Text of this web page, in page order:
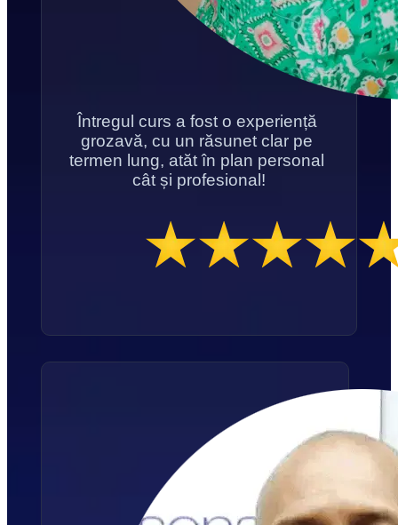
Întregul curs a fost o experiență
grozavă, cu un răsunet clar pe
termen lung, atăt în plan personal
cât și profesional!